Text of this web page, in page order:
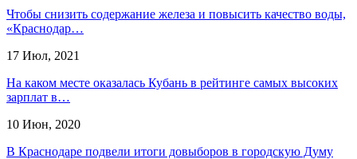
Чтобы снизить содержание железа и повысить качество воды,
«Краснодар…
17 Июл, 2021
На каком месте оказалась Кубань в рейтинге самых высоких
зарплат в…
10 Июн, 2020
В Краснодаре подвели итоги довыборов в городскую Думу